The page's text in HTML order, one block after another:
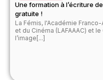
Une formation à l’écriture
gratuite !
La Fémis, l'Académie
et du Cinéma (LAFAAAC) et
l’image[...]